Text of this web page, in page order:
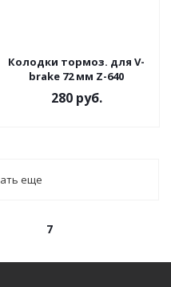
Колодки тормоз. для V-
brake 72 мм Z-640
280руб.
еще
7